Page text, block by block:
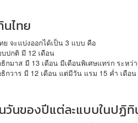
ไทย
จะแบ่งออกได้เป็น 3 แบบ คือ
ปกติ มี 12 เดือน
กมาส มี 13 เดือน มีเดือนพิเศษแทรก ระหว่
กวาร มี 12 เดือน แต่มีวัน แรม 15 ค่ำ เดือ
วันของปีแต่ละแบบในปฏิทิ